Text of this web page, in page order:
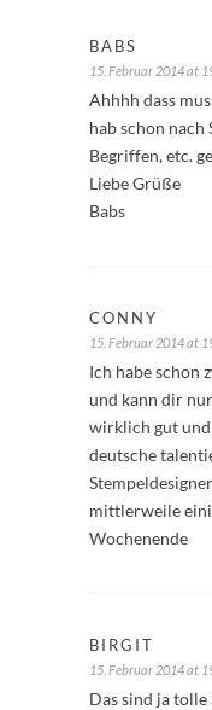
BABS
15. Februar 2014 at
Ahhhh dass
hab schon nach
Begriffen, etc.
Liebe Grüße
Babs
CONNY
15. Februar 2014 at
Ich habe schon
und kann dir
wirklich gut und
deutsche
mittlerweile
Wochenende
BIRGIT
15. Februar 2014 at
Das sind ja